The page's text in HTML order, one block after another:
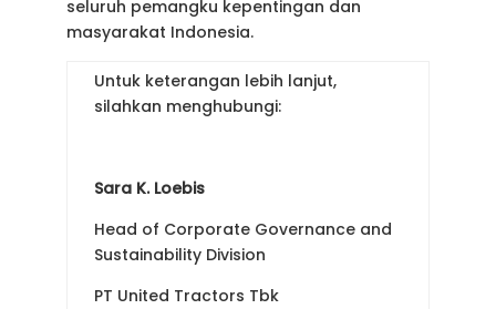
seluruh pemangku kepentingan dan
masyarakat Indonesia.
Untuk keterangan lebih lanjut,
silahkan menghubungi:
Sara K. Loebis
Head of Corporate Governance and
Sustainability Division
PT United Tractors Tbk